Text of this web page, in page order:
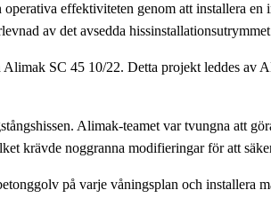
effektiviteten genom att installera en
av det avsedda
Alimak SC 45 10/22. Detta projekt leddes av
Alimak-teamet var tvungna att
krävde noggranna modifieringar för att
på varje våningsplan och installera